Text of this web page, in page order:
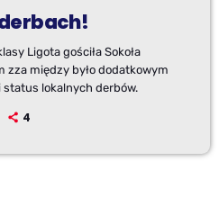
Ligota gościła Sokoła
zza między było dodatkowym
lokalnych derbów.
4